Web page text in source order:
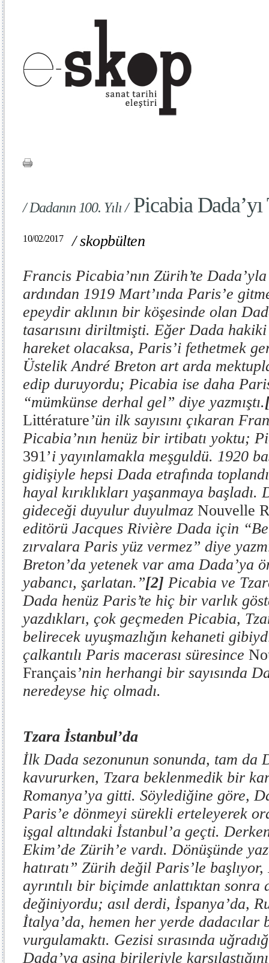
/ Dadanın 100. Yılı /Picabia
10/02/2017 /skopbülten
Francis Picabia’nın Zürih’te
ardından 1919 Mart’ında Paris’e
epeydir aklının bir köşesinde olan
tasarısını diriltmişti. Eğer Dada
hareket olacaksa, Paris’i fethetmek
Üstelik André Breton art arda
edip duruyordu; Picabia ise daha
“mümkünse derhal gel” diye yazmıştı.
Littérature’ün ilk sayısını çıkaran
Picabia’nın henüz bir irtibatı yoktu;
391’i yayınlamakla meşguldü. 1920
gidişiyle hepsi Dada etrafında
hayal kırıklıkları yaşanmaya başladı.
gideceği duyulur duyulmaz Nouvelle
editörü Jacques Rivière Dada için
zırvalara Paris yüz vermez” diye
Breton’da yetenek var ama Dada’ya
yabancı, şarlatan.”[2] Picabia ve
Dada henüz Paris’te hiç bir varlık
yazdıkları, çok geçmeden Picabia,
belirecek uyuşmazlığın kehaneti
çalkantılı Paris macerası süresince
Français’nin herhangi bir sayısında
neredeyse hiç olmadı.
Tzara İstanbul’da
İlk Dada sezonunun sonunda, tam da
kavururken, Tzara beklenmedik bir
Romanya’ya gitti. Söylediğine göre,
Paris’e dönmeyi sürekli erteleyerek
işgal altındaki İstanbul’a geçti.
Ekim’de Zürih’e vardı. Dönüşünde
hatıratı” Zürih değil Paris’le
ayrıntılı bir biçimde anlattıktan
değiniyordu; asıl derdi, İspanya’da,
İtalya’da, hemen her yerde dadacılar
vurgulamaktı. Gezisi sırasında
Dada’ya aşina birileriyle